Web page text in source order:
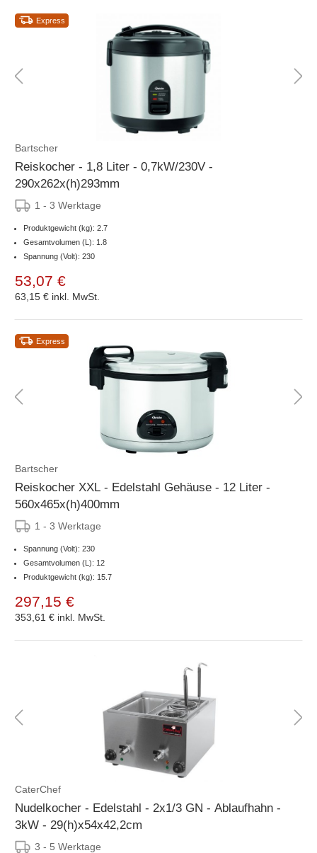
Express
Bartscher
Reiskocher - 1,8 Liter - 0,7kW/230V -
290x262x(h)293mm
1 - 3 Werktage
Produktgewicht (kg): 2.7
Gesamtvolumen (L): 1.8
Spannung (Volt): 230
53,07 €
63,15 € inkl. MwSt.
Express
Bartscher
Reiskocher XXL - Edelstahl Gehäuse - 12 Liter -
560x465x(h)400mm
1 - 3 Werktage
Spannung (Volt): 230
Gesamtvolumen (L): 12
Produktgewicht (kg): 15.7
297,15 €
353,61 € inkl. MwSt.
CaterChef
Nudelkocher - Edelstahl - 2x1/3 GN - Ablaufhahn -
3kW - 29(h)x54x42,2cm
3 - 5 Werktage